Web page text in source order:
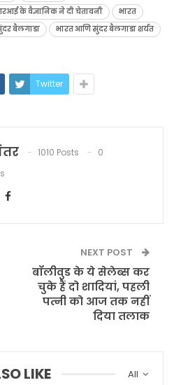
के वैज्ञानिक ने दी चेतावनी
भारत
बैलगाडा भारत आणि सुंदर बैलगाडा शर्यत
Twitter
1010 Posts
0
NEXT POST
बॉलीवुड के ये सेलेब्स कर
चुके हैं दो शादियां, पहली
पत्नी को आज तक नहीं
दिया तलाक
All
LIKE